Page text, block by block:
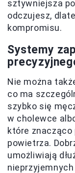
sztywniejsza
odczujesz,
kompromisu.
Systemy
Nie można
co ma
szybko się
w cholewce
które znacząco
powietrza.
umożliwiają